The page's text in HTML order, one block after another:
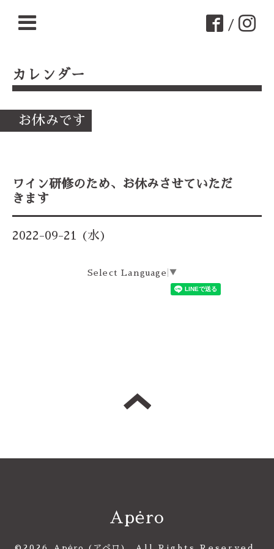
/
カレンダー
お休みです
ワイン研修のため、お休みさせていただ
きます
2022-09-21 (水)
Select Language ▼
Apėro